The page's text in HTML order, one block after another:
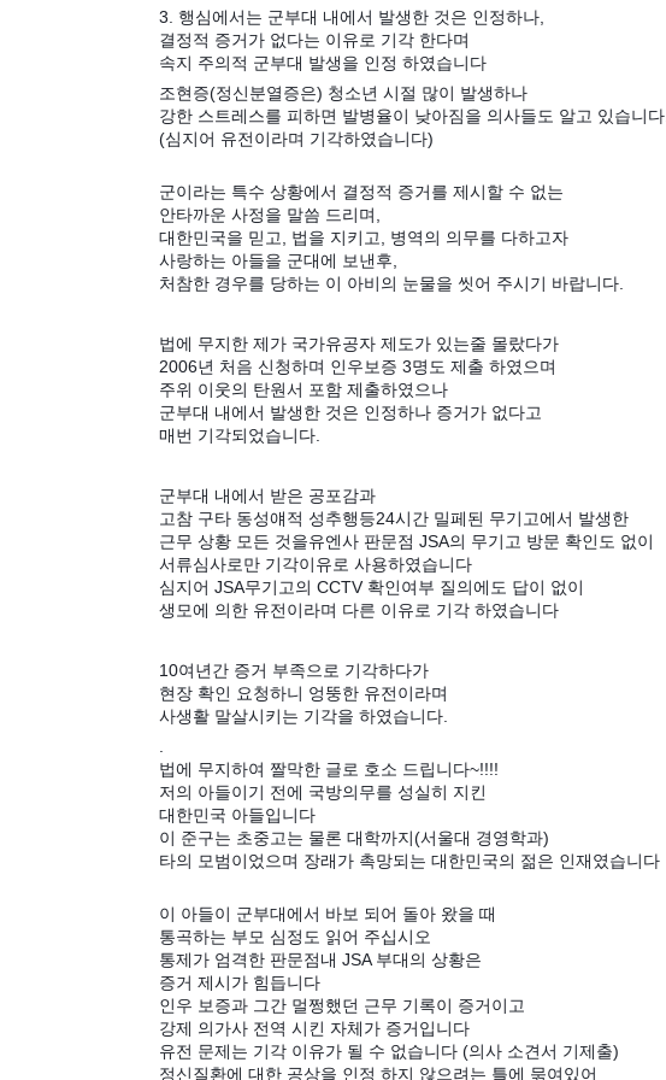
3. 행심에서는 군부대 내에서 발생한 것은 인정하나,
결정적 증거가 없다는 이유로 기각 한다며
속지 주의적 군부대 발생을 인정 하였습니다
조현증(정신분열증은) 청소년 시절 많이 발생하나
강한 스트레스를 피하면 발병율이 낮아짐을 의사들도 알고 있습니다.
(심지어 유전이라며 기각하였습니다)
군이라는 특수 상황에서 결정적 증거를 제시할 수 없는
안타까운 사정을 말씀 드리며,
대한민국을 믿고, 법을 지키고, 병역의 의무를 다하고자
사랑하는 아들을 군대에 보낸후,
처참한 경우를 당하는 이 아비의 눈물을 씻어 주시기 바랍니다.
법에 무지한 제가 국가유공자 제도가 있는줄 몰랐다가
2006년 처음 신청하며 인우보증 3명도 제출 하였으며
주위 이웃의 탄원서 포함 제출하였으나
군부대 내에서 발생한 것은 인정하나 증거가 없다고
매번 기각되었습니다.
군부대 내에서 받은 공포감과
고참 구타 동성얘적 성추행등24시간 밀페된 무기고에서 발생한
근무 상황 모든 것을유엔사 판문점 JSA의 무기고 방문 확인도 없이
서류심사로만 기각이유로 사용하였습니다
심지어 JSA무기고의 CCTV 확인여부 질의에도 답이 없이
생모에 의한 유전이라며 다른 이유로 기각 하였습니다
10여년간 증거 부족으로 기각하다가
현장 확인 요청하니 엉뚱한 유전이라며
사생활 말살시키는 기각을 하였습니다.
법에 무지하여 짤막한 글로 호소 드립니다~!!!!
저의 아들이기 전에 국방의무를 성실히 지킨
대한민국 아들입니다
이 준구는 초중고는 물론 대학까지(서울대 경영학과)
타의 모범이었으며 장래가 촉망되는 대한민국의 젊은 인재였습니다
이 아들이 군부대에서 바보 되어 돌아 왔을 때
통곡하는 부모 심정도 읽어 주십시오
통제가 엄격한 판문점내 JSA 부대의 상황은
증거 제시가 힘듭니다
인우 보증과 그간 멀쩡했던 근무 기록이 증거이고
강제 의가사 전역 시킨 자체가 증거입니다
유전 문제는 기각 이유가 될 수 없습니다 (의사 소견서 기제출)
정신질환에 대한 공상을 인정 하지 않으려는 틀에 묶여있어